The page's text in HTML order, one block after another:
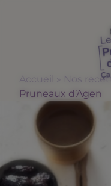
Accueil Nos
Pruneaux d’Agen